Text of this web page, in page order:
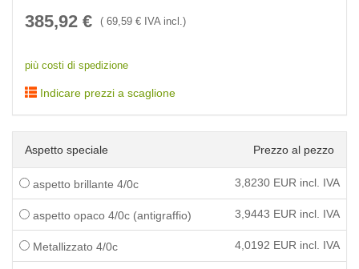
385,92 € ( 69,59 € IVA incl.)
più costi di spedizione
Indicare prezzi a scaglione
Aspetto speciale Prezzo al pezzo
aspetto brillante 4/0c 3,8230 EUR incl. IVA
aspetto opaco 4/0c (antigraffio) 3,9443 EUR incl. IVA
Metallizzato 4/0c 4,0192 EUR incl. IVA